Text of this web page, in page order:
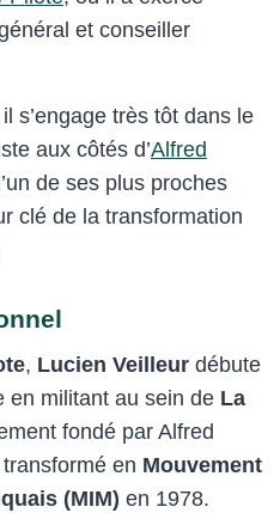
et conseiller
s’engage très tôt dans le
aux côtés d’Alfred
de ses plus proches
clé de la transformation
, Lucien Veilleur débute
en militant au sein de La
fondé par Alfred
en Mouvement
(MIM) en 1978.